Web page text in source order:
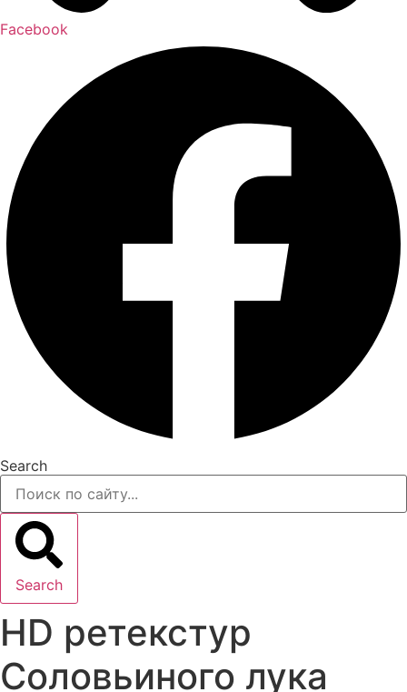
Facebook
Search
Search
HD ретекстур
Соловьиного лука